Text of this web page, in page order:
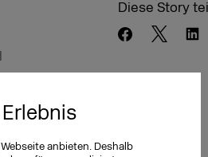
anbieten. Deshalb
Diese Story